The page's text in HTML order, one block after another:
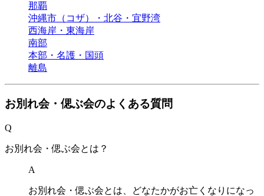
那覇
沖縄市（コザ）・北谷・宜野湾
西海岸・東海岸
南部
本部・名護・国頭
離島
お別れ会・偲ぶ会のよくある質問
Q
お別れ会・偲ぶ会とは？
A
お別れ会・偲ぶ会とは、どなたかがお亡くなりになっ